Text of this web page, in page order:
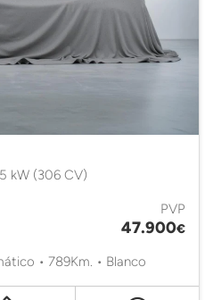
kW (306 CV)
PVP
47.900€
• 789Km. • Blanco